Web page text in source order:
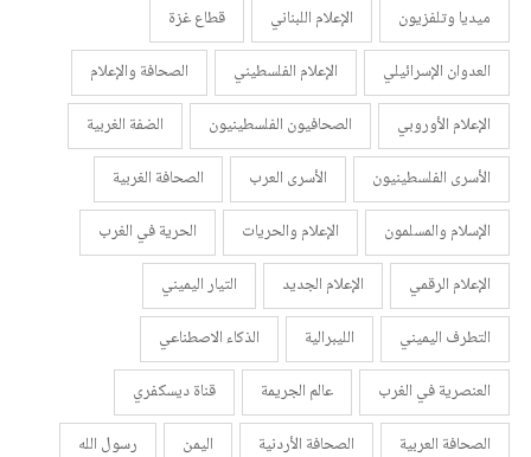
ميديا وتلفزيون
الإعلام اللبناني
قطاع غزة
العدوان الإسرائيلي
الإعلام الفلسطيني
الصحافة والإعلام
الإعلام الأوروبي
الصحافيون الفلسطينيون
الضفة الغربية
الأسرى الفلسطينيون
الأسرى العرب
الصحافة الغربية
الإسلام والمسلمون
الإعلام والحريات
الحرية في الغرب
الإعلام الرقمي
الإعلام الجديد
التيار اليميني
التطرف اليميني
الليبرالية
الذكاء الاصطناعي
العنصرية في الغرب
عالم الجريمة
قناة ديسكفري
الصحافة العربية
الصحافة الأردنية اليمن رسول الله